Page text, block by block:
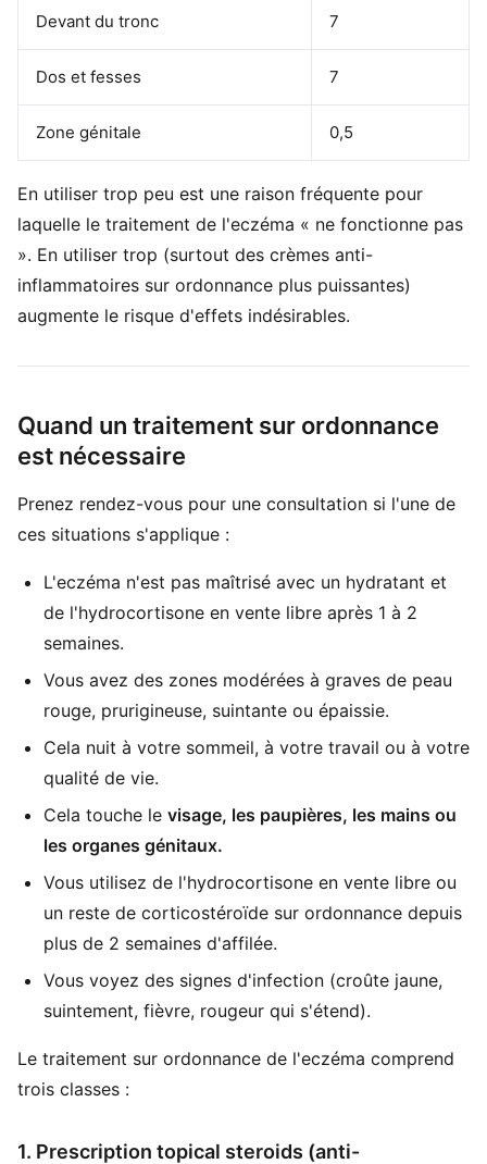
Devant du tronc 7
Dos et fesses 7
Zone génitale 0,5
En utiliser trop peu est une raison fréquente pour
laquelle le traitement de l'eczéma « ne fonctionne pas
». En utiliser trop (surtout des crèmes anti-
inflammatoires sur ordonnance plus puissantes)
augmente le risque d'effets indésirables.
Quand un traitement sur ordonnance
est nécessaire
Prenez rendez-vous pour une consultation si l'une de
ces situations s'applique :
L'eczéma n'est pas maîtrisé avec un hydratant et
de l'hydrocortisone en vente libre après 1 à 2
semaines.
Vous avez des zones modérées à graves de peau
rouge, prurigineuse, suintante ou épaissie.
Cela nuit à votre sommeil, à votre travail ou à votre
qualité de vie.
Cela touche le visage, les paupières, les mains ou
les organes génitaux.
Vous utilisez de l'hydrocortisone en vente libre ou
un reste de corticostéroïde sur ordonnance depuis
plus de 2 semaines d'affilée.
Vous voyez des signes d'infection (croûte jaune,
suintement, fièvre, rougeur qui s'étend).
Le traitement sur ordonnance de l'eczéma comprend
trois classes :
1. Prescription topical steroids (anti-